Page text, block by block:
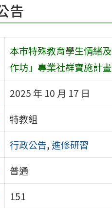
告
本市特殊教育學生情緒
作坊」專業社群實施計畫
2025 年 10 月 17 日
特教組
行政公告,進修研習
普通
151